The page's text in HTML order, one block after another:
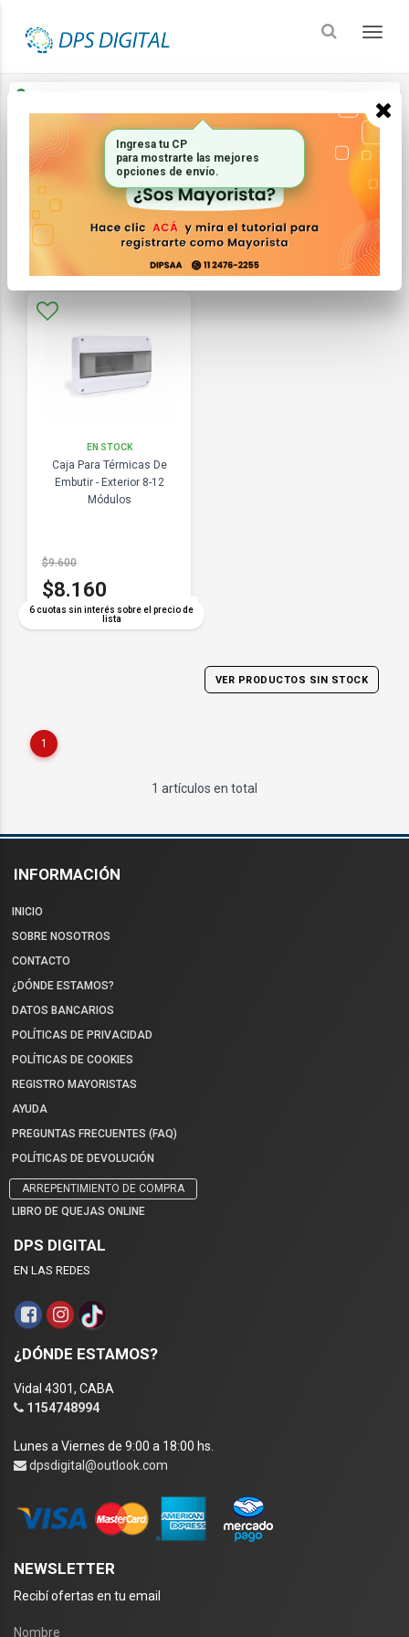
Inicio Electricidad Termicas y Cajas
ORDENAR
EN STOCK
Caja Para Térmicas De
Embutir - Exterior 8-12
Módulos
6 cuotas sin interés sobre el precio de
lista
$9.600
$8.160
COMPARAR
VER PRODUCTOS SIN STOCK
1
1 artículos en total
INFORMACIÓN
INICIO
SOBRE NOSOTROS
CONTACTO
¿DÓNDE ESTAMOS?
DATOS BANCARIOS
POLÍTICAS DE PRIVACIDAD
POLÍTICAS DE COOKIES
REGISTRO MAYORISTAS
AYUDA
PREGUNTAS FRECUENTES (FAQ)
POLÍTICAS DE DEVOLUCIÓN
ARREPENTIMIENTO DE COMPRA
LIBRO DE QUEJAS ONLINE
DPS DIGITAL
EN LAS REDES
¿DÓNDE ESTAMOS?
Vidal 4301, CABA
1154748994
Lunes a Viernes de 9:00 a 18:00 hs.
dpsdigital@outlook.com
NEWSLETTER
Recibí ofertas en tu email
Ingresa tu CP
para mostrarte las mejores
opciones de envío.